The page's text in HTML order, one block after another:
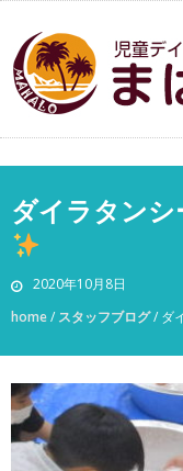
ダイラタン
2020年10月8日
home/ スタッフブログ/ ダ